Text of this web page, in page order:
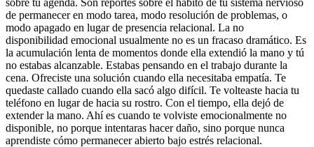
de permanecer en modo tarea, modo resolución de problemas, o
modo apagado en lugar de presencia relacional. La no
disponibilidad emocional usualmente no es un fracaso dramático. Es
la acumulación lenta de momentos donde ella extendió la mano y tú
no estabas alcanzable. Estabas pensando en el trabajo durante la
cena. Ofreciste una solución cuando ella necesitaba empatía. Te
quedaste callado cuando ella sacó algo difícil. Te volteaste hacia tu
teléfono en lugar de hacia su rostro. Con el tiempo, ella dejó de
extender la mano. Ahí es cuando te volviste emocionalmente no
disponible, no porque intentaras hacer daño, sino porque nunca
aprendiste cómo permanecer abierto bajo estrés relacional.